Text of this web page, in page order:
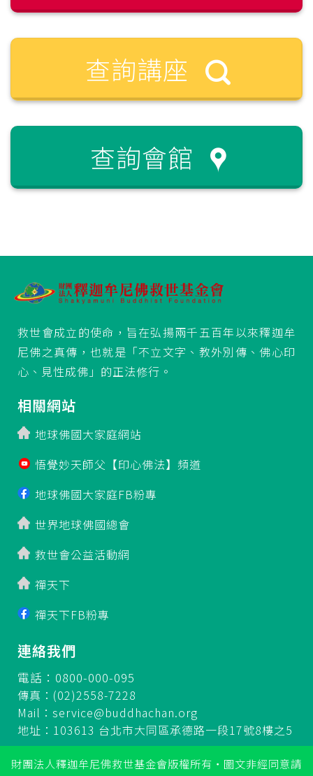
查詢講座
查詢會館
救世會成立的使命，旨在弘揚兩千五百年以來釋迦牟
尼佛之真傳，也就是「不立文字、教外別傳、佛心印
心、見性成佛」的正法修行。
相關網站
地球佛國大家庭網站
悟覺妙天師父【印心佛法】頻道
地球佛國大家庭FB粉專
世界地球佛國總會
救世會公益活動網
禪天下
禪天下FB粉專
連絡我們
電話：0800-000-095
傳真：(02)2558-7228
Mail： service@buddhachan.org
地址：103613 台北市大同區承德路一段17號8樓之5
財團法人釋迦牟尼佛救世基金會版權所有‧圖文非經同意請